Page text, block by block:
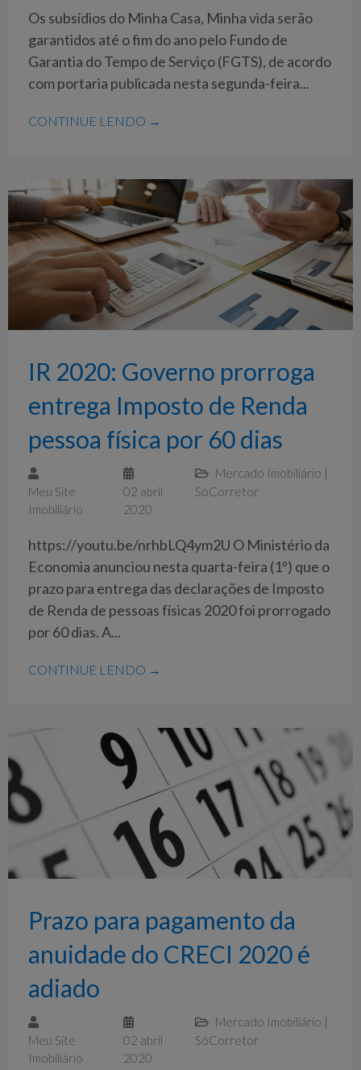
Os subsídios do Minha Casa, Minha vida serão
garantidos até o fim do ano pelo Fundo de
Garantia do Tempo de Serviço (FGTS), de acordo
com portaria publicada nesta segunda-feira...
CONTINUE LENDO →
IR 2020: Governo prorroga
entrega Imposto de Renda
pessoa física por 60 dias
Meu Site
Imobiliário
02 abril
2020
Mercado Imobiliário |
SóCorretor
https://youtu.be/nrhbLQ4ym2U O Ministério da
Economia anunciou nesta quarta-feira (1º) que o
prazo para entrega das declarações de Imposto
de Renda de pessoas físicas 2020 foi prorrogado
por 60 dias. A...
CONTINUE LENDO →
Prazo para pagamento da
anuidade do CRECI 2020 é
adiado
Meu Site
Imobiliário
02 abril
2020
Mercado Imobiliário |
SóCorretor